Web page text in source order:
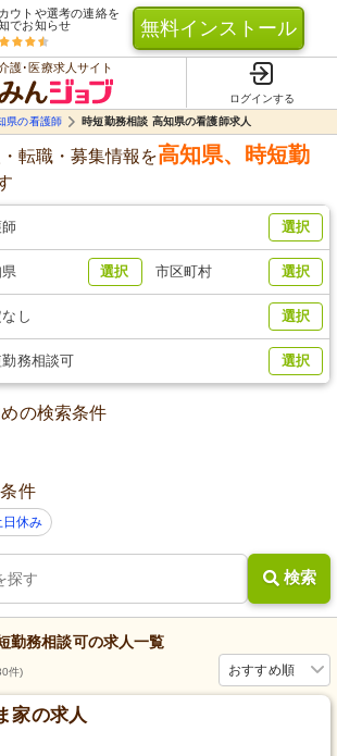
ウトや選考の連絡を
でお知らせ
無料インストール
護･医療求人サイト
ログインする
県の看護師 時短勤務相談 高知県の看護師求人
転職・募集情報を高知県、
時短勤
選択
選択 市区町村 選択
し 選択
勤務相談可 選択
の検索条件
件
日休み
検索
勤務相談可の求人一覧
おすすめ順
件)
家の求人